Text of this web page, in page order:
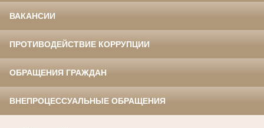
ВАКАНСИИ
ПРОТИВОДЕЙСТВИЕ КОРРУПЦИИ
ОБРАЩЕНИЯ ГРАЖДАН
ВНЕПРОЦЕССУАЛЬНЫЕ ОБРАЩЕНИЯ